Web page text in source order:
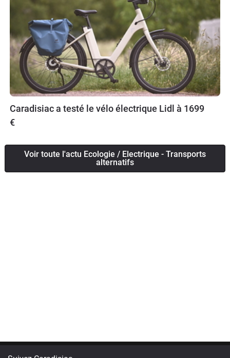
Caradisiac a testé le vélo électrique Lidl à 1699
€
Voir toute l'actu Ecologie / Electrique - Transports
alternatifs